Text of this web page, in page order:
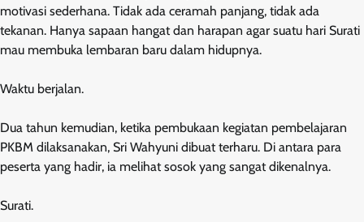
motivasi sederhana. Tidak ada ceramah panjang, tidak ada
tekanan. Hanya sapaan hangat dan harapan agar suatu hari Surati
mau membuka lembaran baru dalam hidupnya.
Waktu berjalan.
Dua tahun kemudian, ketika pembukaan kegiatan pembelajaran
PKBM dilaksanakan, Sri Wahyuni dibuat terharu. Di antara para
peserta yang hadir, ia melihat sosok yang sangat dikenalnya.
Surati.